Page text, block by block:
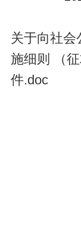
关于向社会
施细则 （
件.doc